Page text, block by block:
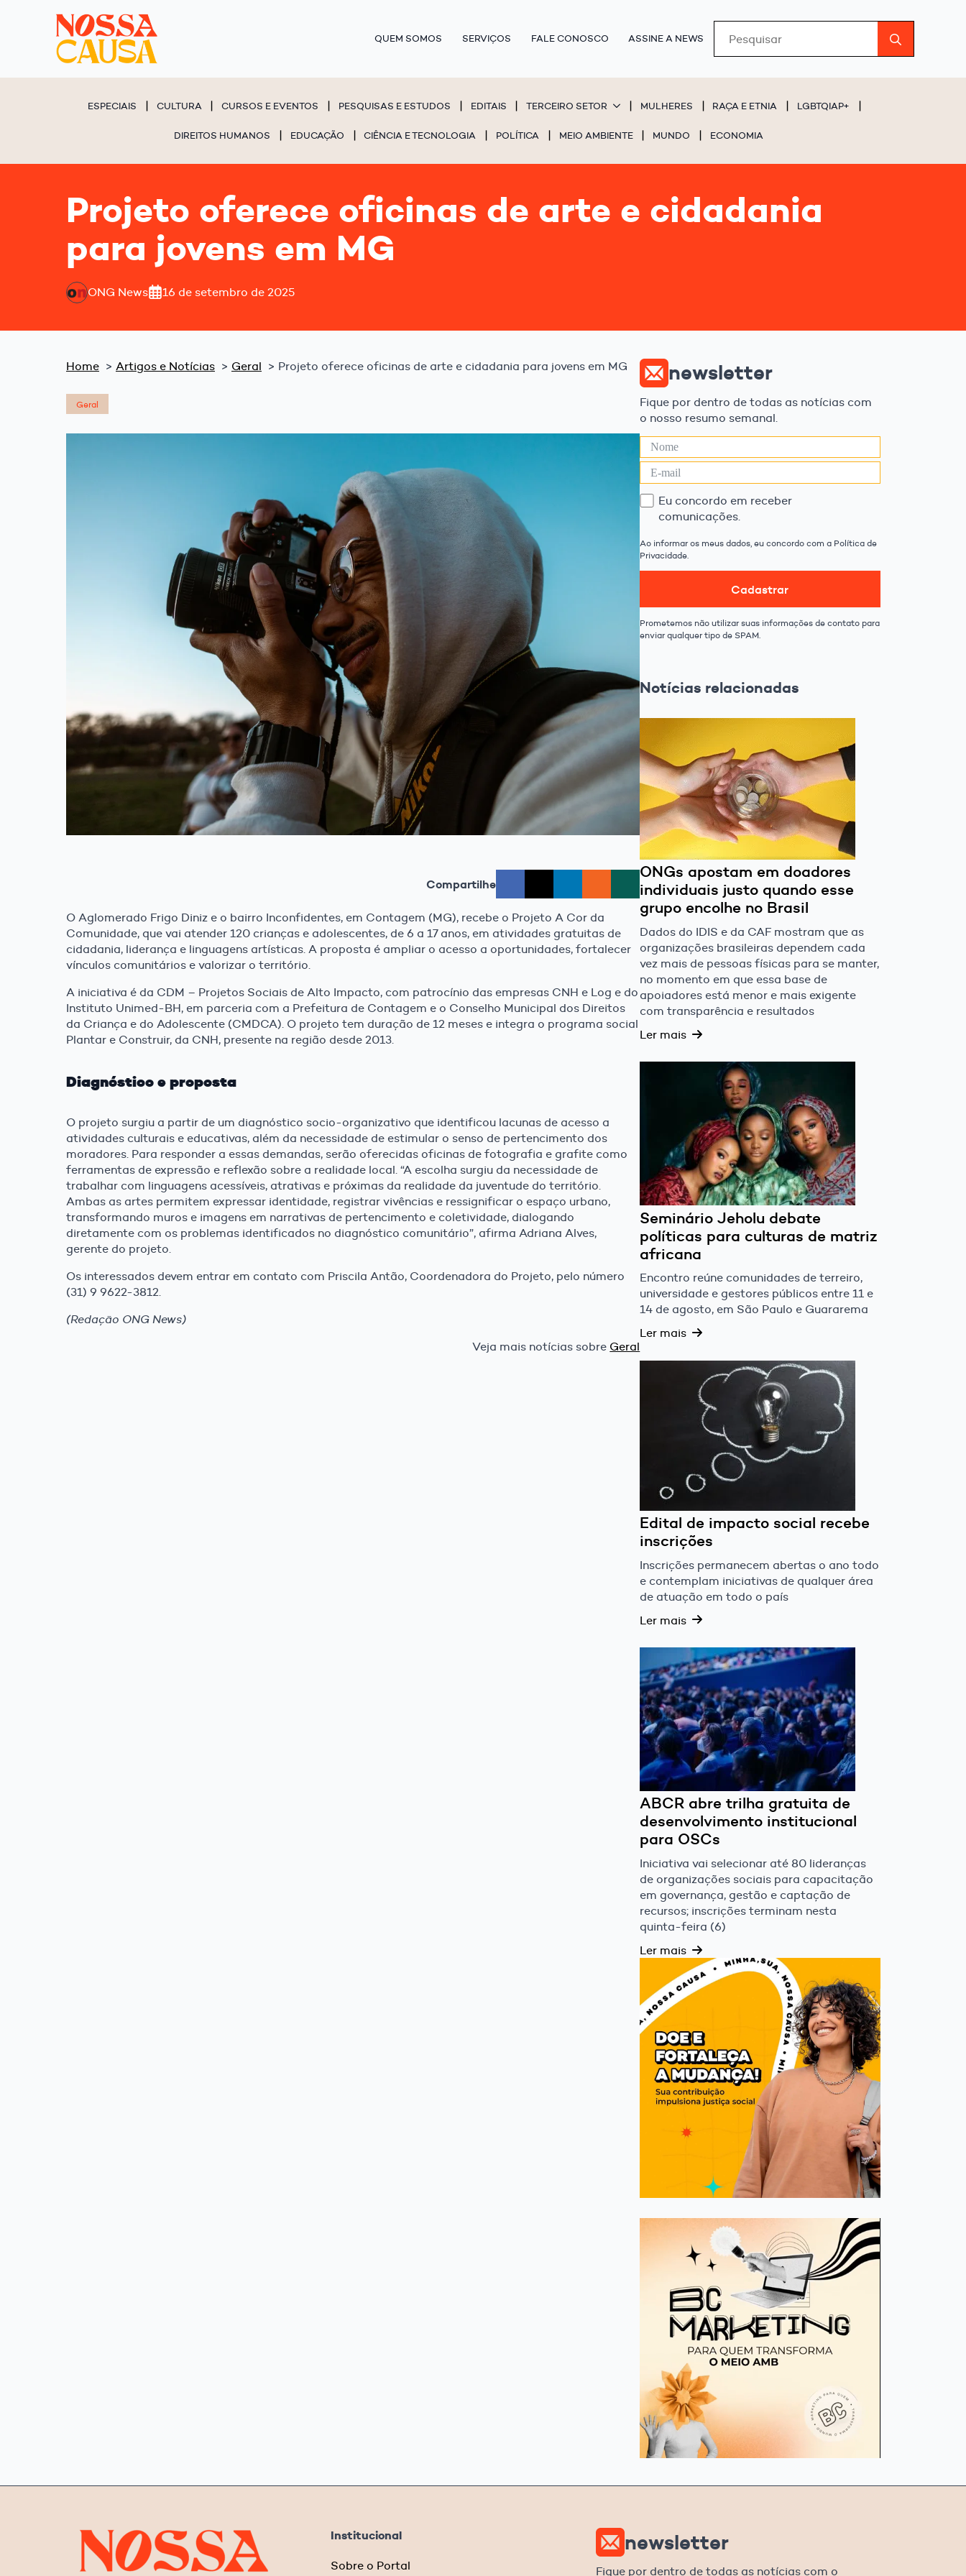
QUEM SOMOS SERVIÇOS FALE CONOSCO ASSINE A NEWS
ESPECIAIS CULTURA CURSOS E EVENTOS PESQUISAS E ESTUDOS EDITAIS TERCEIRO SETOR MULHERES RAÇA E ETNIA LGBTQIAP+
DIREITOS HUMANOS EDUCAÇÃO CIÊNCIA E TECNOLOGIA POLÍTICA MEIO AMBIENTE MUNDO ECONOMIA
Projeto oferece oficinas de arte e cidadania
para jovens em MG
ONG News 16 de setembro de 2025
Home Artigos e Notícias Geral Projeto oferece oficinas de arte e cidadania para jovens em MG
Geral
Compartilhe
O Aglomerado Frigo Diniz e o bairro Inconfidentes, em Contagem (MG), recebe o Projeto A Cor da
Comunidade, que vai atender 120 crianças e adolescentes, de 6 a 17 anos, em atividades gratuitas de
cidadania, liderança e linguagens artísticas. A proposta é ampliar o acesso a oportunidades, fortalecer
vínculos comunitários e valorizar o território.
A iniciativa é da CDM – Projetos Sociais de Alto Impacto, com patrocínio das empresas CNH e Log e do
Instituto Unimed-BH, em parceria com a Prefeitura de Contagem e o Conselho Municipal dos Direitos
da Criança e do Adolescente (CMDCA). O projeto tem duração de 12 meses e integra o programa social
Plantar e Construir, da CNH, presente na região desde 2013.
Diagnóstico e proposta
O projeto surgiu a partir de um diagnóstico socio-organizativo que identificou lacunas de acesso a
atividades culturais e educativas, além da necessidade de estimular o senso de pertencimento dos
moradores. Para responder a essas demandas, serão oferecidas oficinas de fotografia e grafite como
ferramentas de expressão e reflexão sobre a realidade local. “A escolha surgiu da necessidade de
trabalhar com linguagens acessíveis, atrativas e próximas da realidade da juventude do território.
Ambas as artes permitem expressar identidade, registrar vivências e ressignificar o espaço urbano,
transformando muros e imagens em narrativas de pertencimento e coletividade, dialogando
diretamente com os problemas identificados no diagnóstico comunitário”, afirma Adriana Alves,
gerente do projeto.
Os interessados devem entrar em contato com Priscila Antão, Coordenadora do Projeto, pelo número
(31) 9 9622-3812.
(Redação ONG News)
Veja mais notícias sobre Geral
newsletter
Fique por dentro de todas as notícias com
o nosso resumo semanal.
Eu concordo em receber
comunicações.
Ao informar os meus dados, eu concordo com a Política de
Privacidade.
Cadastrar
Prometemos não utilizar suas informações de contato para
enviar qualquer tipo de SPAM.
Notícias relacionadas
ONGs apostam em doadores
individuais justo quando esse
grupo encolhe no Brasil
Dados do IDIS e da CAF mostram que as
organizações brasileiras dependem cada
vez mais de pessoas físicas para se manter,
no momento em que essa base de
apoiadores está menor e mais exigente
com transparência e resultados
Ler mais
Seminário Jeholu debate
políticas para culturas de matriz
africana
Encontro reúne comunidades de terreiro,
universidade e gestores públicos entre 11 e
14 de agosto, em São Paulo e Guararema
Ler mais
Edital de impacto social recebe
inscrições
Inscrições permanecem abertas o ano todo
e contemplam iniciativas de qualquer área
de atuação em todo o país
Ler mais
ABCR abre trilha gratuita de
desenvolvimento institucional
para OSCs
Iniciativa vai selecionar até 80 lideranças
de organizações sociais para capacitação
em governança, gestão e captação de
recursos; inscrições terminam nesta
quinta-feira (6)
Ler mais
Institucional
Sobre o Portal
newsletter
Fique por dentro de todas as notícias com o